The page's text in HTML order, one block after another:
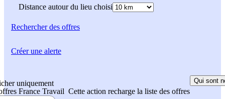
Distance autour du lieu choisi
Rechercherdes offres
uniquement
France Travail Cette action recharge la liste des offres
Qui sont
Créer une alerte